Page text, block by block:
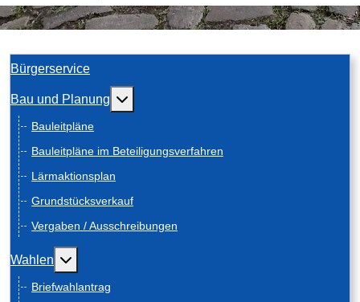
Bürgerservice
Bau und Planung Weitere Informationen: Bau und Planung
Bauleitpläne
Bauleitpläne im Beteiligungsverfahren
Lärmaktionsplan
Grundstücksverkauf
Vergaben / Ausschreibungen
Wahlen Weitere Informationen: Wahlen
Briefwahlantrag